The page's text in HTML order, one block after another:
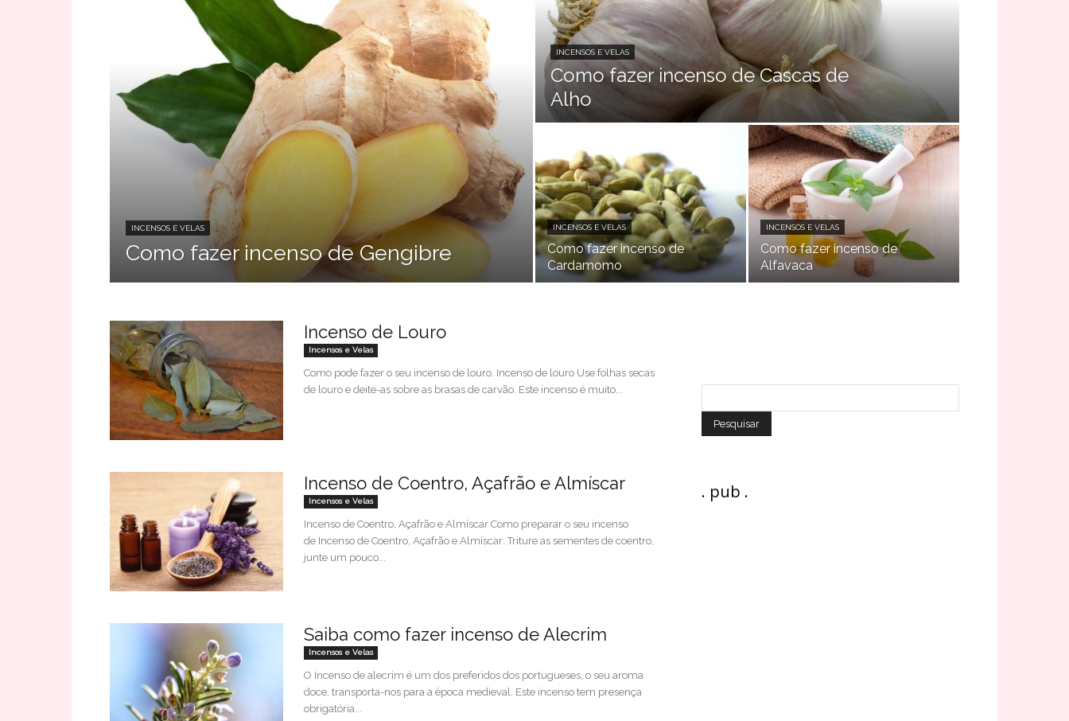
INCENSOS E VELAS
Como fazer incenso de Gengibre
INCENSOS E VELAS
Como fazer incenso de Cascas de
Alho
INCENSOS E VELAS
Como fazer incenso de
Cardamomo
INCENSOS E VELAS
Como fazer incenso de
Alfavaca
Incenso de Louro
Incensos e Velas
Como pode fazer o seu incenso de louro. Incenso de louro Use folhas secas
de louro e deite-as sobre as brasas de carvão. Este incenso é muito...
Incenso de Coentro, Açafrão e Almíscar
Incensos e Velas
Incenso de Coentro, Açafrão e Almíscar Como preparar o seu incenso
de Incenso de Coentro, Açafrão e Almíscar: Triture as sementes de coentro,
junte um pouco...
Saiba como fazer incenso de Alecrim
Incensos e Velas
O Incenso de alecrim é um dos preferidos dos portugueses, o seu aroma
doce, transporta-nos para a época medieval. Este incenso tem presença
obrigatória...
. pub .